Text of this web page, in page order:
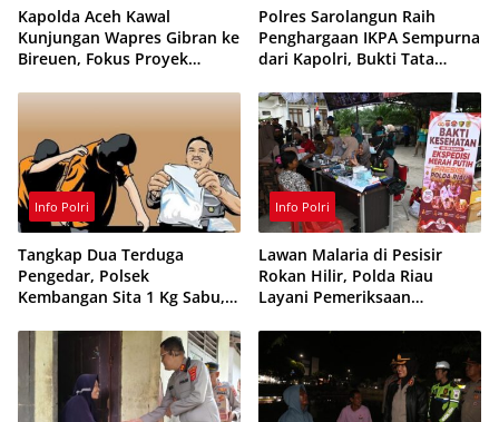
Kapolda Aceh Kawal
Kunjungan Wapres Gibran ke
Bireuen, Fokus Proyek
Polres Sarolangun Raih
Penghargaan IKPA Sempurna
dari Kapolri, Bukti Tata
Berintegritas
Info Polri
Tangkap Dua Terduga
Pengedar, Polsek
Kembangan Sita 1 Kg Sabu,
Ribu Butir Obat Keras
Info Polri
Lawan Malaria di Pesisir
Rokan Hilir, Polda Riau
Layani Pemeriksaan